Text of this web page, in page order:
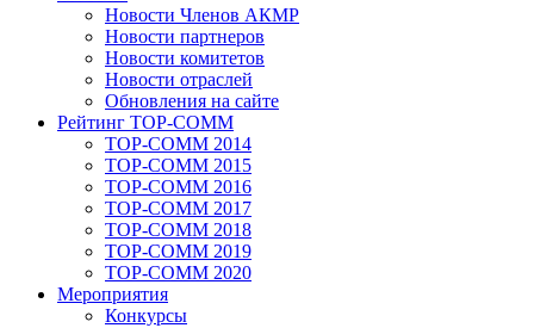
Новости Членов АКМР
Новости партнеров
Новости комитетов
Новости отраслей
Обновления на сайте
Рейтинг TOP-COMM
TOP-COMM 2014
TOP-COMM 2015
TOP-COMM 2016
TOP-COMM 2017
TOP-COMM 2018
TOP-COMM 2019
TOP-COMM 2020
Мероприятия
Конкурсы